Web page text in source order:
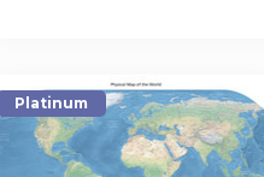
Platinum